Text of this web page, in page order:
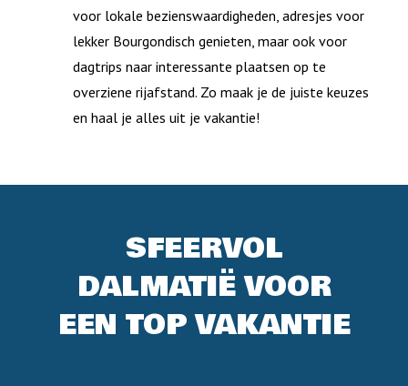
voor lokale bezienswaardigheden, adresjes voor
lekker Bourgondisch genieten, maar ook voor
dagtrips naar interessante plaatsen op te
overziene rijafstand. Zo maak je de juiste keuzes
en haal je alles uit je vakantie!
SFEERVOL
DALMATIË VOOR
EEN TOP VAKANTIE